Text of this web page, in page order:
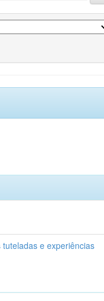
e experiências